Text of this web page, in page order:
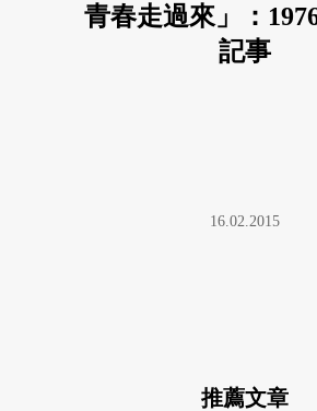
青春走過來」：
記事
16.02.2015
推薦文章